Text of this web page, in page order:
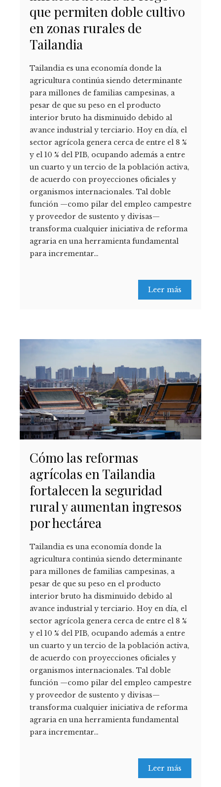
que permiten doble cultivo
en zonas rurales de
Tailandia
Tailandia es una economía donde la
agricultura continúa siendo determinante
para millones de familias campesinas, a
pesar de que su peso en el producto
interior bruto ha disminuido debido al
avance industrial y terciario. Hoy en día, el
sector agrícola genera cerca de entre el 8 %
y el 10 % del PIB, ocupando además a entre
un cuarto y un tercio de la población activa,
de acuerdo con proyecciones oficiales y
organismos internacionales. Tal doble
función —como pilar del empleo campestre
y proveedor de sustento y divisas—
transforma cualquier iniciativa de reforma
agraria en una herramienta fundamental
para incrementar…
Leer más
Cómo las reformas
agrícolas en Tailandia
fortalecen la seguridad
rural y aumentan ingresos
por hectárea
Tailandia es una economía donde la
agricultura continúa siendo determinante
para millones de familias campesinas, a
pesar de que su peso en el producto
interior bruto ha disminuido debido al
avance industrial y terciario. Hoy en día, el
sector agrícola genera cerca de entre el 8 %
y el 10 % del PIB, ocupando además a entre
un cuarto y un tercio de la población activa,
de acuerdo con proyecciones oficiales y
organismos internacionales. Tal doble
función —como pilar del empleo campestre
y proveedor de sustento y divisas—
transforma cualquier iniciativa de reforma
agraria en una herramienta fundamental
para incrementar…
Leer más